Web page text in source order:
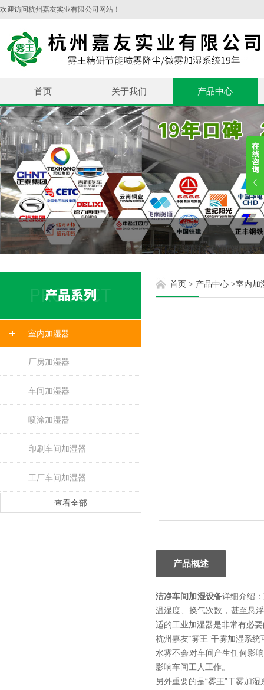
欢迎访问杭州嘉友实业有限公司网站！
首页 关于我们 产品中心
室内加湿器
厂房加湿器
车间加湿器
喷涂加湿器
印刷车间加湿器
工厂车间加湿器
查看全部
首页 > 产品中心 >室内加
产品概述
洁净车间加湿设备详细介绍
温湿度、换气次数，甚至悬
适的工业加湿器是非常有必
杭州嘉友“雾王”干雾加湿系
水雾不会对车间产生任何影
影响车间工人工作。
另外重要的是“雾王”干雾加